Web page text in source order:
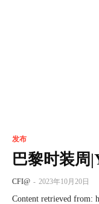
发布
巴黎时装周
CFI@ - 2023年10月20日
Content retrieved from: